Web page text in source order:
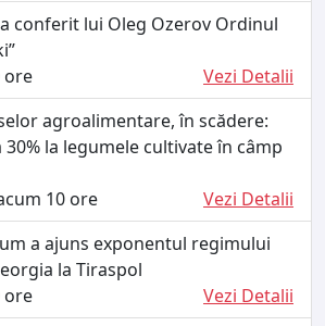
conferit lui Oleg Ozerov Ordinul
ore
Vezi Detalii
agroalimentare, în scădere:
la legumele cultivate în câmp
10 ore
Vezi Detalii
a ajuns exponentul regimului
la Tiraspol
ore
Vezi Detalii